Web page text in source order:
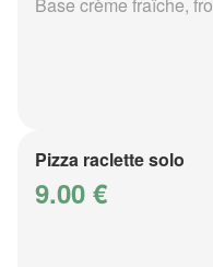
Pizza raclette solo
9.00 €